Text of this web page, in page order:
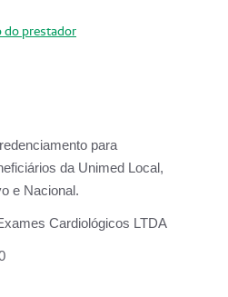
do prestador
para
da Unimed Local,
e Nacional.
Cardiológicos LTDA